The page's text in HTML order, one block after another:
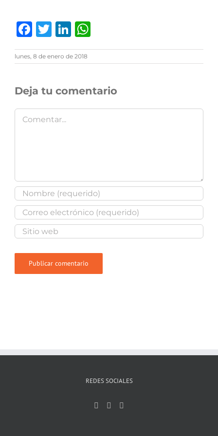
Facebook
TwitterLinkedIn
lunes, 8 de enero de 2018
Deja tu comentario
Comentar
REDES SOCIALES